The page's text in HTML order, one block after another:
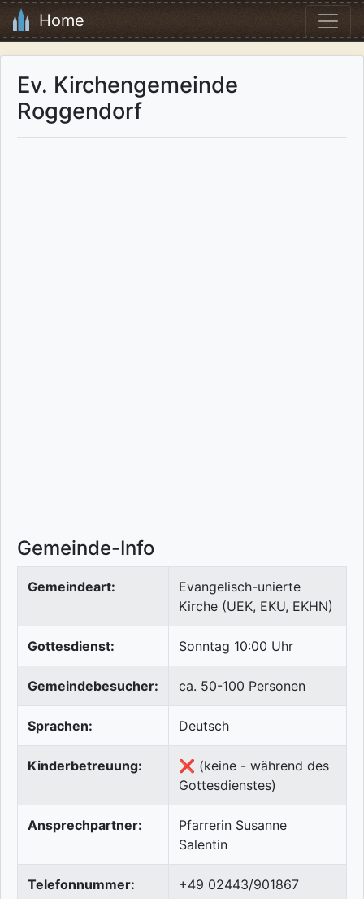
Home
Ev. Kirchengemeinde
Roggendorf
Gemeinde-Info
Gemeindeart:
Evangelisch-unierte
Kirche (UEK, EKU, EKHN)
Gottesdienst: Sonntag 10:00 Uhr
Gemeindebesucher: ca. 50-100 Personen
Sprachen: Deutsch
Kinderbetreuung:
❌ (keine - während des
Gottesdienstes)
Ansprechpartner:
Pfarrerin Susanne
Salentin
Telefonnummer: +49 02443/901867